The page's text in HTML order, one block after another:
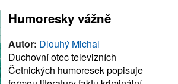
Humoresky vážně
Autor: Dlouhý Michal
Duchovní otec televizních
Četnických humoresek popisuje